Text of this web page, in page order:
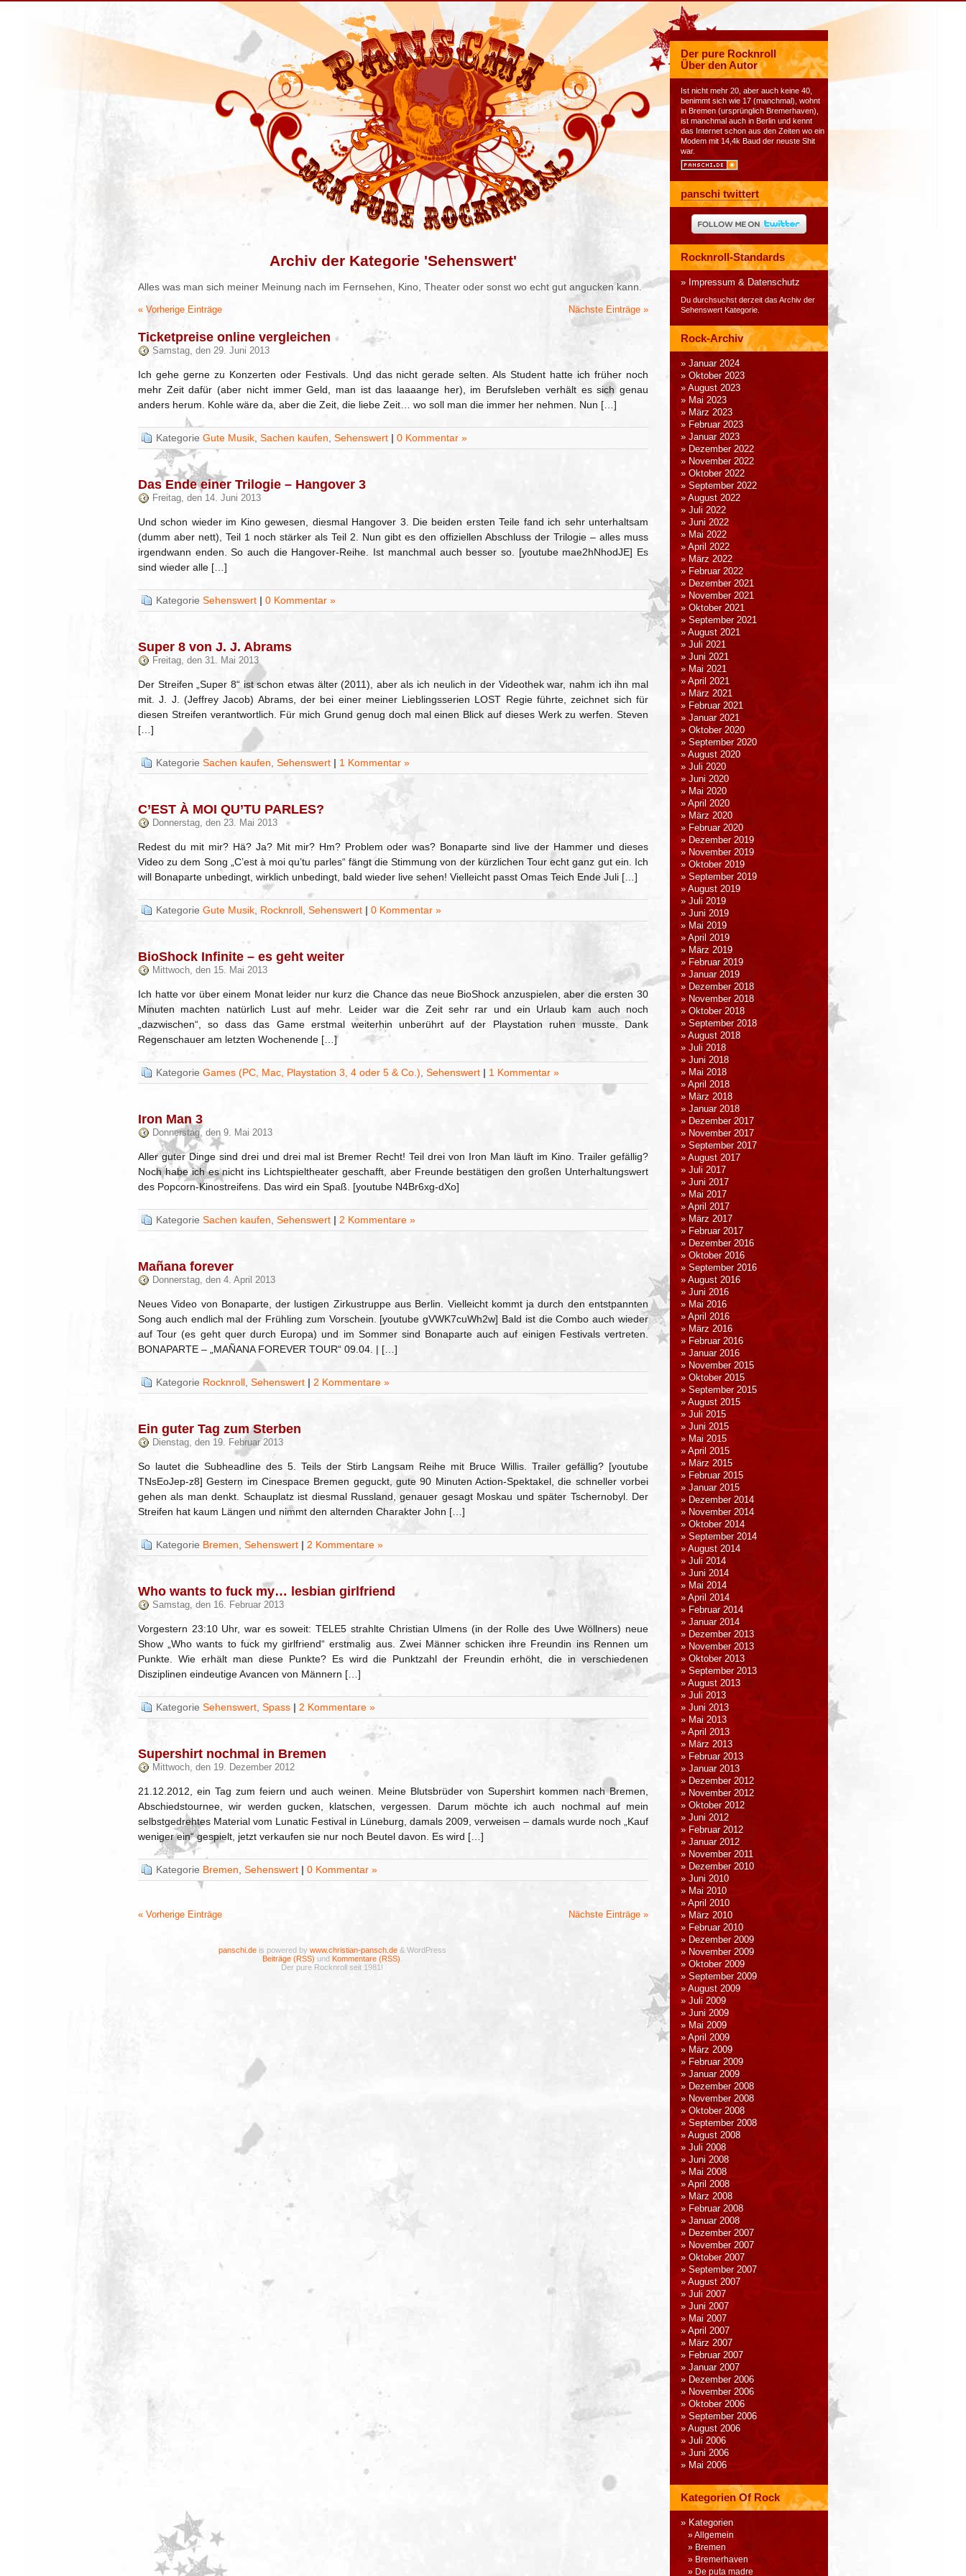
Archiv der Kategorie 'Sehenswert'
Alles was man sich meiner Meinung nach im Fernsehen, Kino, Theater oder sonst wo echt gut angucken kann.
« Vorherige Einträge Nächste Einträge »
Ticketpreise online vergleichen
Samstag, den 29. Juni 2013
Ich gehe gerne zu Konzerten oder Festivals. Und das nicht gerade selten. Als Student hatte ich früher noch
mehr Zeit dafür (aber nicht immer Geld, man ist das laaaange her), im Berufsleben verhält es sich genau
anders herum. Kohle wäre da, aber die Zeit, die liebe Zeit… wo soll man die immer her nehmen. Nun […]
Kategorie Gute Musik Sachen kaufen Sehenswert | 0 Kommentar »
Das Ende einer Trilogie – Hangover 3
Freitag, den 14. Juni 2013
Und schon wieder im Kino gewesen, diesmal Hangover 3. Die beiden ersten Teile fand ich sehr unterhaltsam
(dumm aber nett), Teil 1 noch stärker als Teil 2. Nun gibt es den offiziellen Abschluss der Trilogie – alles muss
irgendwann enden. So auch die Hangover-Reihe. Ist manchmal auch besser so. [youtube mae2hNhodJE] Es
sind wieder alle […]
Kategorie Sehenswert | 0 Kommentar »
Super 8 von J. J. Abrams
Freitag, den 31. Mai 2013
Der Streifen „Super 8“ ist schon etwas älter (2011), aber als ich neulich in der Videothek war, nahm ich ihn mal
mit. J. J. (Jeffrey Jacob) Abrams, der bei einer meiner Lieblingsserien LOST Regie führte, zeichnet sich für
diesen Streifen verantwortlich. Für mich Grund genug doch mal einen Blick auf dieses Werk zu werfen. Steven
[…]
Kategorie Sachen kaufen Sehenswert | 1 Kommentar »
C’EST À MOI QU’TU PARLES?
Donnerstag, den 23. Mai 2013
Redest du mit mir? Hä? Ja? Mit mir? Hm? Problem oder was? Bonaparte sind live der Hammer und dieses
Video zu dem Song „C’est à moi qu’tu parles“ fängt die Stimmung von der kürzlichen Tour echt ganz gut ein. Ich
will Bonaparte unbedingt, wirklich unbedingt, bald wieder live sehen! Vielleicht passt Omas Teich Ende Juli […]
Kategorie Gute Musik Rocknroll Sehenswert | 0 Kommentar »
BioShock Infinite – es geht weiter
Mittwoch, den 15. Mai 2013
Ich hatte vor über einem Monat leider nur kurz die Chance das neue BioShock anzuspielen, aber die ersten 30
Minuten machten natürlich Lust auf mehr. Leider war die Zeit sehr rar und ein Urlaub kam auch noch
„dazwischen“, so dass das Game erstmal weiterhin unberührt auf der Playstation ruhen musste. Dank
Regenschauer am letzten Wochenende […]
Kategorie Games (PC, Mac, Playstation 3, 4 oder 5 & Co.) Sehenswert | 1 Kommentar »
Iron Man 3
Donnerstag, den 9. Mai 2013
Aller guter Dinge sind drei und drei mal ist Bremer Recht! Teil drei von Iron Man läuft im Kino. Trailer gefällig?
Noch habe ich es nicht ins Lichtspieltheater geschafft, aber Freunde bestätigen den großen Unterhaltungswert
des Popcorn-Kinostreifens. Das wird ein Spaß. [youtube N4Br6xg-dXo]
Kategorie Sachen kaufen Sehenswert | 2 Kommentare »
Mañana forever
Donnerstag, den 4. April 2013
Neues Video von Bonaparte, der lustigen Zirkustruppe aus Berlin. Vielleicht kommt ja durch den entstpannten
Song auch endlich mal der Frühling zum Vorschein. [youtube gVWK7cuWh2w] Bald ist die Combo auch wieder
auf Tour (es geht quer durch Europa) und im Sommer sind Bonaparte auch auf einigen Festivals vertreten.
BONAPARTE – „MAÑANA FOREVER TOUR“ 09.04. | […]
Kategorie Rocknroll Sehenswert | 2 Kommentare »
Ein guter Tag zum Sterben
Dienstag, den 19. Februar 2013
So lautet die Subheadline des 5. Teils der Stirb Langsam Reihe mit Bruce Willis. Trailer gefällig? [youtube
TNsEoJep-z8] Gestern im Cinespace Bremen geguckt, gute 90 Minuten Action-Spektakel, die schneller vorbei
gehen als man denkt. Schauplatz ist diesmal Russland, genauer gesagt Moskau und später Tschernobyl. Der
Streifen hat kaum Längen und nimmt den alternden Charakter John […]
Kategorie Bremen Sehenswert | 2 Kommentare »
Who wants to fuck my… lesbian girlfriend
Samstag, den 16. Februar 2013
Vorgestern 23:10 Uhr, war es soweit: TELE5 strahlte Christian Ulmens (in der Rolle des Uwe Wöllners) neue
Show „Who wants to fuck my girlfriend“ erstmalig aus. Zwei Männer schicken ihre Freundin ins Rennen um
Punkte. Wie erhält man diese Punkte? Es wird die Punktzahl der Freundin erhöht, die in verschiedenen
Disziplinen eindeutige Avancen von Männern […]
Kategorie Sehenswert Spass | 2 Kommentare »
Supershirt nochmal in Bremen
Mittwoch, den 19. Dezember 2012
21.12.2012, ein Tag zum feiern und auch weinen. Meine Blutsbrüder von Supershirt kommen nach Bremen,
Abschiedstournee, wir werden gucken, klatschen, vergessen. Darum möchte ich auch nochmal auf mein
selbstgedrehtes Material vom Lunatic Festival in Lüneburg, damals 2009, verweisen – damals wurde noch „Kauf
weniger ein“ gespielt, jetzt verkaufen sie nur noch Beutel davon. Es wird […]
Kategorie Bremen Sehenswert | 0 Kommentar »
« Vorherige Einträge Nächste Einträge »
Der pure Rocknroll
Über den Autor
Ist nicht mehr 20, aber auch keine 40,
benimmt sich wie 17 (manchmal), wohnt
in Bremen (ursprünglich Bremerhaven),
ist manchmal auch in Berlin und kennt
das Internet schon aus den Zeiten wo ein
Modem mit 14,4k Baud der neuste Shit
war.
panschi twittert
Rocknroll-Standards
Impressum & Datenschutz
Du durchsuchst derzeit das Archiv der
Sehenswert Kategorie.
Rock-Archiv
Januar 2024
Oktober 2023
August 2023
Mai 2023
März 2023
Februar 2023
Januar 2023
Dezember 2022
November 2022
Oktober 2022
September 2022
August 2022
Juli 2022
Juni 2022
Mai 2022
April 2022
März 2022
Februar 2022
Dezember 2021
November 2021
Oktober 2021
September 2021
August 2021
Juli 2021
Juni 2021
Mai 2021
April 2021
März 2021
Februar 2021
Januar 2021
Oktober 2020
September 2020
August 2020
Juli 2020
Juni 2020
Mai 2020
April 2020
März 2020
Februar 2020
Dezember 2019
November 2019
Oktober 2019
September 2019
August 2019
Juli 2019
Juni 2019
Mai 2019
April 2019
März 2019
Februar 2019
Januar 2019
Dezember 2018
November 2018
Oktober 2018
September 2018
August 2018
Juli 2018
Juni 2018
Mai 2018
April 2018
März 2018
Januar 2018
Dezember 2017
November 2017
September 2017
August 2017
Juli 2017
Juni 2017
Mai 2017
April 2017
März 2017
Februar 2017
Dezember 2016
Oktober 2016
September 2016
August 2016
Juni 2016
Mai 2016
April 2016
März 2016
Februar 2016
Januar 2016
November 2015
Oktober 2015
September 2015
August 2015
Juli 2015
Juni 2015
Mai 2015
April 2015
März 2015
Februar 2015
Januar 2015
Dezember 2014
November 2014
Oktober 2014
September 2014
August 2014
Juli 2014
Juni 2014
Mai 2014
April 2014
Februar 2014
Januar 2014
Dezember 2013
November 2013
Oktober 2013
September 2013
August 2013
Juli 2013
Juni 2013
Mai 2013
April 2013
März 2013
Februar 2013
Januar 2013
Dezember 2012
November 2012
Oktober 2012
Juni 2012
Februar 2012
Januar 2012
November 2011
Dezember 2010
Juni 2010
Mai 2010
April 2010
März 2010
Februar 2010
Dezember 2009
November 2009
Oktober 2009
September 2009
August 2009
Juli 2009
Juni 2009
Mai 2009
April 2009
März 2009
Februar 2009
Januar 2009
Dezember 2008
November 2008
Oktober 2008
September 2008
August 2008
Juli 2008
Juni 2008
Mai 2008
April 2008
März 2008
Februar 2008
Januar 2008
Dezember 2007
November 2007
Oktober 2007
September 2007
August 2007
Juli 2007
Juni 2007
Mai 2007
April 2007
März 2007
Februar 2007
Januar 2007
Dezember 2006
November 2006
Oktober 2006
September 2006
August 2006
Juli 2006
Juni 2006
Mai 2006
Kategorien Of Rock
Kategorien
Allgemein
Bremen
Bremerhaven
De puta madre
panschi.deis powered by www.christian-pansch.de& WordPress
Beiträge (RSS) und Kommentare (RSS)
Der pure Rocknroll seit 1981!